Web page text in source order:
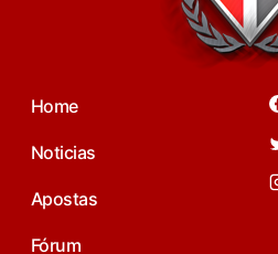
Home
Noticias
Apostas
Fórum